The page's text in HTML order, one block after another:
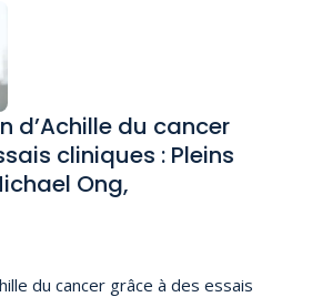
d’Achille du cancer
cliniques : Pleins
Ong,
du cancer grâce à des essais